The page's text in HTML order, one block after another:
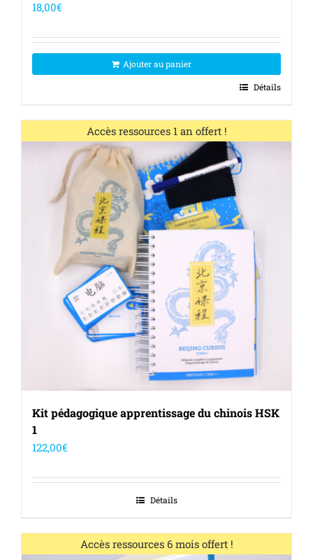
18,00€
Ajouter au panier
Détails
Out of stock
Kit pédagogique apprentissage du chinois HSK
1
122,00€
Détails
Out of stock